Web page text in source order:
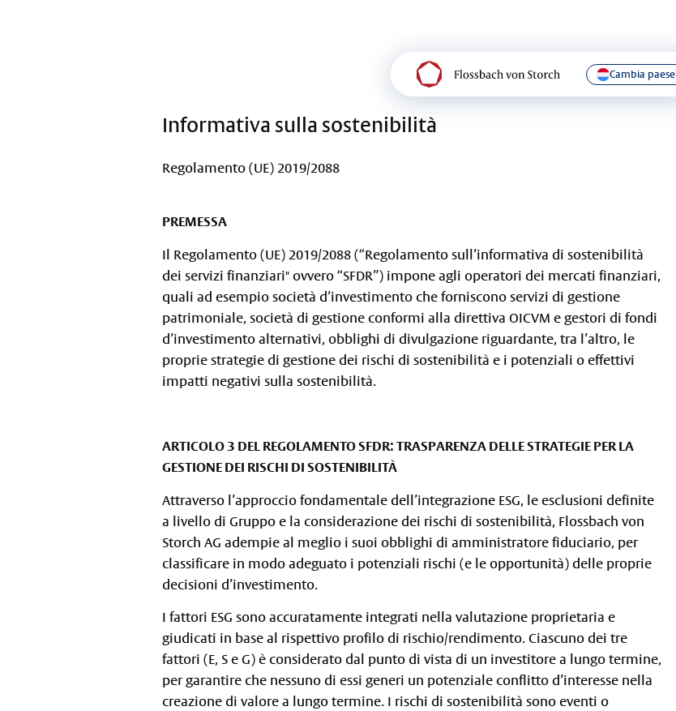
Cambia paese
Informativa sulla sostenibilità
Regolamento (UE) 2019/2088
PREMESSA
Il Regolamento (UE) 2019/2088 (“Regolamento sull’informativa di sostenibilità
dei servizi finanziari" ovvero “SFDR”) impone agli operatori dei mercati finanziari,
quali ad esempio società d’investimento che forniscono servizi di gestione
patrimoniale, società di gestione conformi alla direttiva OICVM e gestori di fondi
d’investimento alternativi, obblighi di divulgazione riguardante, tra l’altro, le
proprie strategie di gestione dei rischi di sostenibilità e i potenziali o effettivi
impatti negativi sulla sostenibilità.
ARTICOLO 3 DEL REGOLAMENTO SFDR: TRASPARENZA DELLE STRATEGIE PER LA
GESTIONE DEI RISCHI DI SOSTENIBILITÀ
Attraverso l’approccio fondamentale dell’integrazione ESG, le esclusioni definite
a livello di Gruppo e la considerazione dei rischi di sostenibilità, Flossbach von
Storch AG adempie al meglio i suoi obblighi di amministratore fiduciario, per
classificare in modo adeguato i potenziali rischi (e le opportunità) delle proprie
decisioni d’investimento.
I fattori ESG sono accuratamente integrati nella valutazione proprietaria e
giudicati in base al rispettivo profilo di rischio/rendimento. Ciascuno dei tre
fattori (E, S e G) è considerato dal punto di vista di un investitore a lungo termine,
per garantire che nessuno di essi generi un potenziale conflitto d’interesse nella
creazione di valore a lungo termine. I rischi di sostenibilità sono eventi o